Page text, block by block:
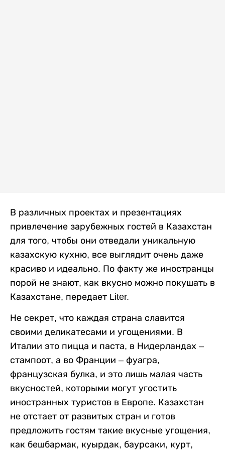
В различных проектах и презентациях
привлечение зарубежных гостей в Казахстан
для того, чтобы они отведали уникальную
казахскую кухню, все выглядит очень даже
красиво и идеально. По факту же иностранцы
порой не знают, как вкусно можно покушать в
Казахстане, передает Liter.
Не секрет, что каждая страна славится
своими деликатесами и угощениями. В
Италии это пицца и паста, в Нидерландах –
стампоот, а во Франции – фуагра,
французская булка, и это лишь малая часть
вкусностей, которыми могут угостить
иностранных туристов в Европе. Казахстан
не отстает от развитых стран и готов
предложить гостям такие вкусные угощения,
как бешбармак, куырдак, баурсаки, курт,